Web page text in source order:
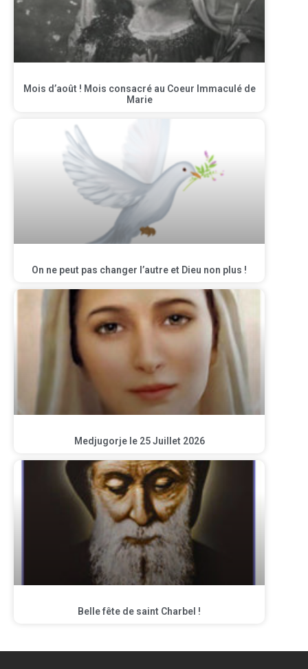
Mois d’août ! Mois consacré au Coeur Immaculé de
Marie
On ne peut pas changer l’autre et Dieu non plus !
Medjugorje le 25 Juillet 2026
Belle fête de saint Charbel !